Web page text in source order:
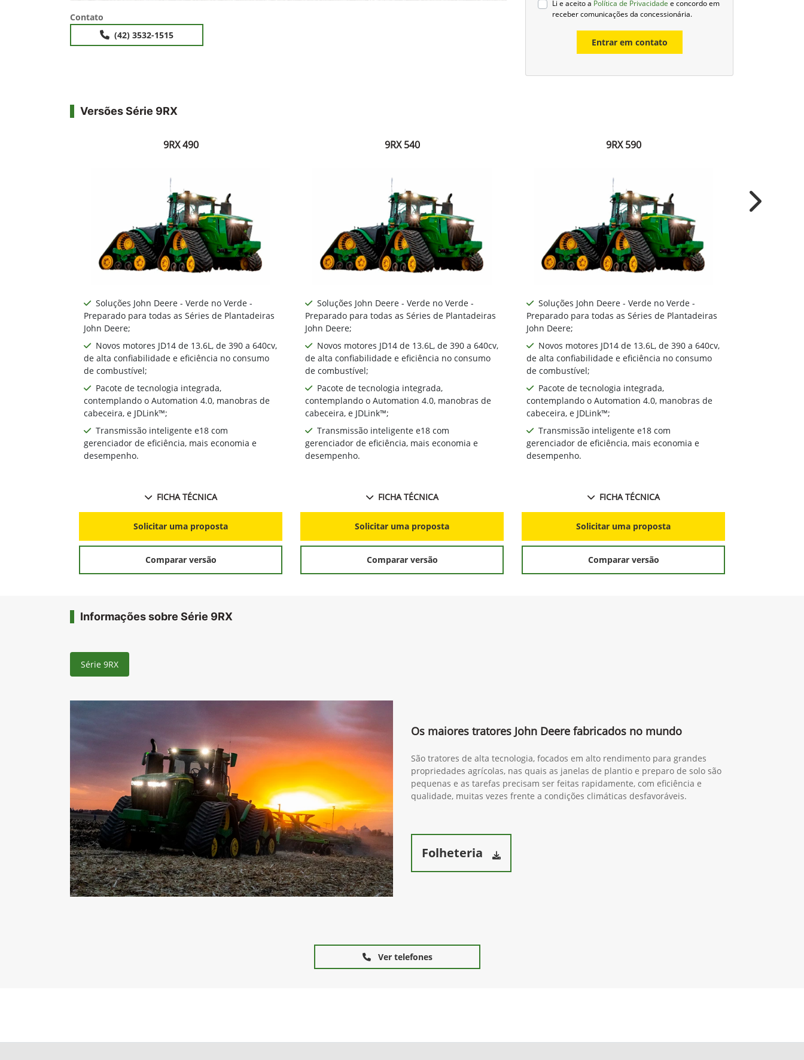
Li e aceito a Política de Privacidade e concordo em
receber comunicações da concessionária.
Entrar em contato
Contato
(42) 3532-1515
Versões Série 9RX
9RX 490
Soluções John Deere - Verde no Verde -
Preparado para todas as Séries de Plantadeiras
John Deere;
Novos motores JD14 de 13.6L, de 390 a 640cv,
de alta confiabilidade e eficiência no consumo
de combustível;
Pacote de tecnologia integrada,
contemplando o Automation 4.0, manobras de
cabeceira, e JDLink™;
Transmissão inteligente e18 com
gerenciador de eficiência, mais economia e
desempenho.
FICHA TÉCNICA
Solicitar uma proposta
Comparar versão
9RX 540
Soluções John Deere - Verde no Verde -
Preparado para todas as Séries de Plantadeiras
John Deere;
Novos motores JD14 de 13.6L, de 390 a 640cv,
de alta confiabilidade e eficiência no consumo
de combustível;
Pacote de tecnologia integrada,
contemplando o Automation 4.0, manobras de
cabeceira, e JDLink™;
Transmissão inteligente e18 com
gerenciador de eficiência, mais economia e
desempenho.
FICHA TÉCNICA
Solicitar uma proposta
Comparar versão
9RX 590
Soluções John Deere - Verde no Verde -
Preparado para todas as Séries de Plantadeiras
John Deere;
Novos motores JD14 de 13.6L, de 390 a 640cv,
de alta confiabilidade e eficiência no consumo
de combustível;
Pacote de tecnologia integrada,
contemplando o Automation 4.0, manobras de
cabeceira, e JDLink™;
Transmissão inteligente e18 com
gerenciador de eficiência, mais economia e
desempenho.
FICHA TÉCNICA
Solicitar uma proposta
Comparar versão
Next
Informações sobre Série 9RX
Série 9RX
Os maiores tratores John Deere fabricados no mundo
São tratores de alta tecnologia, focados em alto rendimento para grandes
propriedades agrícolas, nas quais as janelas de plantio e preparo de solo são
pequenas e as tarefas precisam ser feitas rapidamente, com eficiência e
qualidade, muitas vezes frente a condições climáticas desfavoráveis.
Folheteria
Ver telefones